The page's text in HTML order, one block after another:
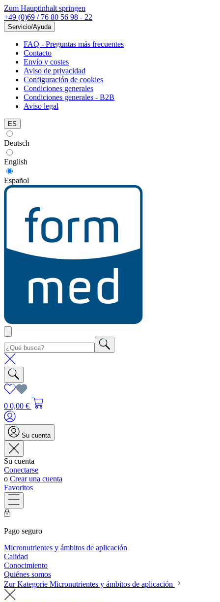
Zum Hauptinhalt springen
+49 (0)69 / 76 80 56 98 - 22
Servicio/Ayuda
FAQ - Preguntas más frecuentes
Contacto
Envío y costes
Aviso de privacidad
Configuración de cookies
Condiciones generales
Condiciones generales - B2B
Aviso legal
ES
Deutsch
English
Español
0 0,00 €
Su cuenta
Su cuenta
Conectarse
o Crear una cuenta
Favoritos
Pago seguro
Micronutrientes y ámbitos de aplicación
Calidad
Conocimiento
Quiénes somos
Zur Kategorie Micronutrientes y ámbitos de aplicación